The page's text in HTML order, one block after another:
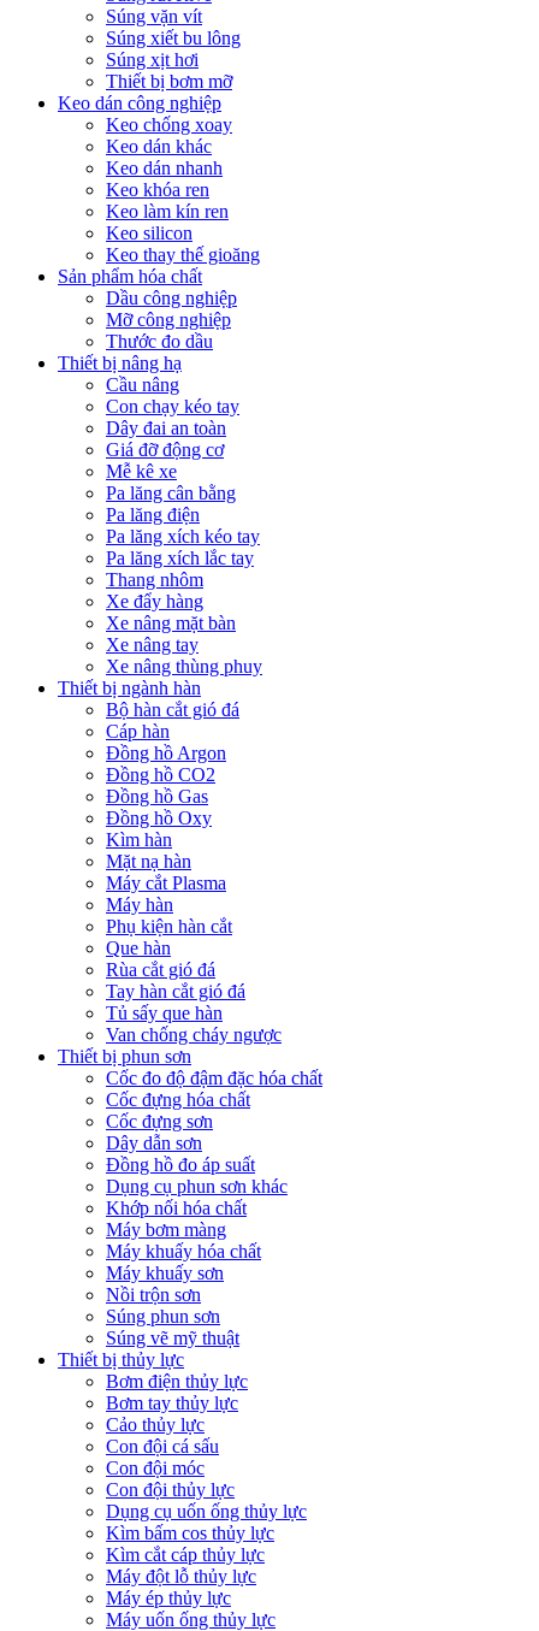
Súng vặn vít
Súng xiết bu lông
Súng xịt hơi
Thiết bị bơm mỡ
Keo dán công nghiệp
Keo chống xoay
Keo dán khác
Keo dán nhanh
Keo khóa ren
Keo làm kín ren
Keo silicon
Keo thay thế gioăng
Sản phẩm hóa chất
Dầu công nghiệp
Mỡ công nghiệp
Thước đo dầu
Thiết bị nâng hạ
Cầu nâng
Con chạy kéo tay
Dây đai an toàn
Giá đỡ động cơ
Mễ kê xe
Pa lăng cân bằng
Pa lăng điện
Pa lăng xích kéo tay
Pa lăng xích lắc tay
Thang nhôm
Xe đẩy hàng
Xe nâng mặt bàn
Xe nâng tay
Xe nâng thùng phuy
Thiết bị ngành hàn
Bộ hàn cắt gió đá
Cáp hàn
Đồng hồ Argon
Đồng hồ CO2
Đồng hồ Gas
Đồng hồ Oxy
Kìm hàn
Mặt nạ hàn
Máy cắt Plasma
Máy hàn
Phụ kiện hàn cắt
Que hàn
Rùa cắt gió đá
Tay hàn cắt gió đá
Tủ sấy que hàn
Van chống cháy ngược
Thiết bị phun sơn
Cốc đo độ đậm đặc hóa chất
Cốc đựng hóa chất
Cốc đựng sơn
Dây dẫn sơn
Đồng hồ đo áp suất
Dụng cụ phun sơn khác
Khớp nối hóa chất
Máy bơm màng
Máy khuấy hóa chất
Máy khuấy sơn
Nồi trộn sơn
Súng phun sơn
Súng vẽ mỹ thuật
Thiết bị thủy lực
Bơm điện thủy lực
Bơm tay thủy lực
Cảo thủy lực
Con đội cá sấu
Con đội móc
Con đội thủy lực
Dụng cụ uốn ống thủy lực
Kìm bấm cos thủy lực
Kìm cắt cáp thủy lực
Máy đột lỗ thủy lực
Máy ép thủy lực
Máy uốn ống thủy lực